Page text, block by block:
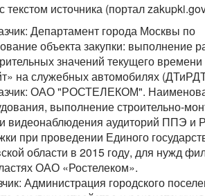
источника (портал
Департамент города Москвы по
объекта закупки: выполнение
значений текущего времени
на служебных автомобилях
ОАО "РОСТЕЛЕКОМ".
выполнение строительно-
видеонаблюдения аудиторий ППЭ и
при проведении Единого
области в 2015 году, для нужд
ОАО «Ростелеком».
Администрация городского